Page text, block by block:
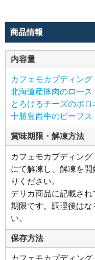
味を
引き
ま
す。
●と
ろけ
るチ
ーズ
のボ
ロネ
ーゼ
ラザ
ニア
噛む
ほど
ーフ
の旨
みが
出
す、
もち
もち
と食
べ応
えの
ある
ラザ
ニア
が完
成し
商品情報
内容量
カフェモカプディング
北海道産豚肉のロース
とろけるチーズのボ
十勝豊西牛のビーフス
賞味期限・解凍方法
カフェモカプディン
にて解凍し、解凍を
りください。
デリカ商品に記載さ
期限です。調理後は
い。
保存方法